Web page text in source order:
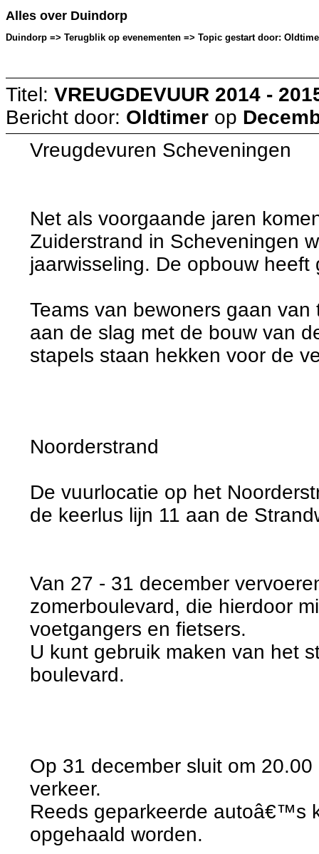
Alles over Duindorp
Duindorp => Terugblik op evenementen => Topic gestart door:
Titel: VREUGDEVUUR 2014 -
Bericht door: Oldtimer op
Vreugdevuren Scheveningen
Net als voorgaande jaren
Zuiderstrand in Scheveningen
jaarwisseling. De opbouw
Teams van bewoners gaan
aan de slag met de bouw van
stapels staan hekken voor de
Noorderstrand
De vuurlocatie op het
de keerlus lijn 11 aan de
Van 27 - 31 december
zomerboulevard, die hierdoor
voetgangers en fietsers.
U kunt gebruik maken van het
boulevard.
Op 31 december sluit om
verkeer.
Reeds geparkeerde autoâ€™s
opgehaald worden.